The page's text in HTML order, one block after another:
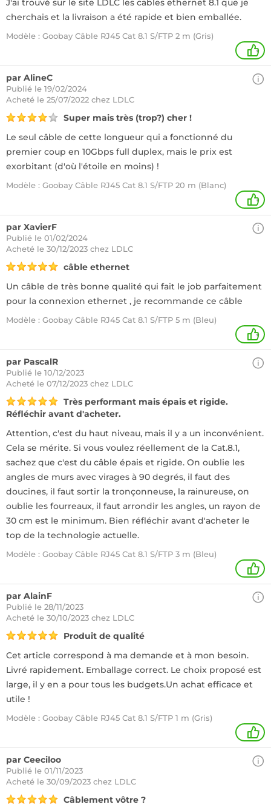
J'ai trouvé sur le site LDLC les cables ethernet 8.1 que je
cherchais et la livraison a été rapide et bien emballée.
Modèle : Goobay Câble RJ45 Cat 8.1 S/FTP 2 m (Gris)
+
par AlineC
Publié le 19/02/2024
Acheté le 25/07/2022 chez LDLC
Super mais très (trop?) cher !
Le seul câble de cette longueur qui a fonctionné du
premier coup en 10Gbps full duplex, mais le prix est
exorbitant (d'où l'étoile en moins) !
Modèle : Goobay Câble RJ45 Cat 8.1 S/FTP 20 m (Blanc)
+
par XavierF
Publié le 01/02/2024
Acheté le 30/12/2023 chez LDLC
câble ethernet
Un câble de très bonne qualité qui fait le job parfaitement
pour la connexion ethernet , je recommande ce câble
Modèle : Goobay Câble RJ45 Cat 8.1 S/FTP 5 m (Bleu)
+
par PascalR
Publié le 10/12/2023
Acheté le 07/12/2023 chez LDLC
Très performant mais épais et rigide.
Réfléchir avant d'acheter.
Attention, c'est du haut niveau, mais il y a un inconvénient.
Cela se mérite. Si vous voulez réellement de la Cat.8.1,
sachez que c'est du câble épais et rigide. On oublie les
angles de murs avec virages à 90 degrés, il faut des
doucines, il faut sortir la tronçonneuse, la rainureuse, on
oublie les fourreaux, il faut arrondir les angles, un rayon de
30 cm est le minimum. Bien réfléchir avant d'acheter le
top de la technologie actuelle.
Modèle : Goobay Câble RJ45 Cat 8.1 S/FTP 3 m (Bleu)
1
par AlainF
Publié le 28/11/2023
Acheté le 30/10/2023 chez LDLC
Produit de qualité
Cet article correspond à ma demande et à mon besoin.
Livré rapidement. Emballage correct. Le choix proposé est
large, il y en a pour tous les budgets.Un achat efficace et
utile !
Modèle : Goobay Câble RJ45 Cat 8.1 S/FTP 1 m (Gris)
1
par Ceeciloo
Publié le 01/11/2023
Acheté le 30/09/2023 chez LDLC
Câblement vôtre ?